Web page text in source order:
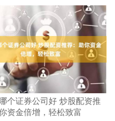
个证券公司好 炒股配资推
资金倍增，轻松致富